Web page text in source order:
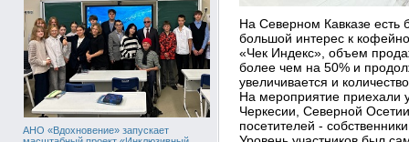
АНО «Вдохновение» запускает
На Северном Кавказе есть
большой интерес к
«Чек Индекс», объем
более чем на 50% и
увеличивается и
На мероприятие приехали
Черкесии, Северной
посетителей -